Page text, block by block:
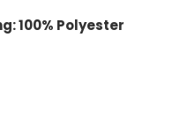
100% Polyester